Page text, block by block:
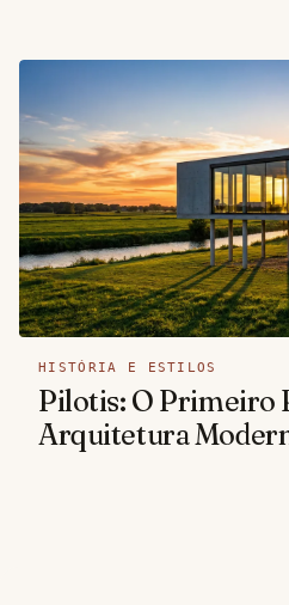
HISTÓRIA E ESTILOS
Pilotis: O Primeiro
Arquitetura